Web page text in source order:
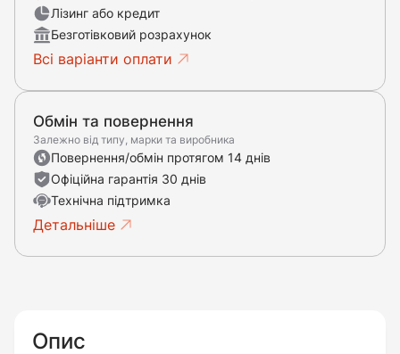
Лізинг або кредит
Безготівковий розрахунок
Всі варіанти оплати
Обмін та повернення
Залежно від типу, марки та виробника
Повернення/обмін протягом 14 днів
Офіційна гарантія 30 днів
Технічна підтримка
Детальніше
Опис